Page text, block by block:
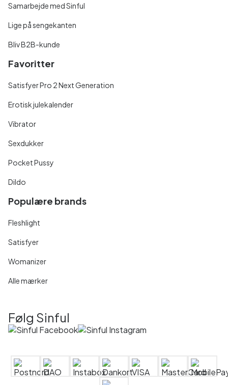
Samarbejde med Sinful
Lige på sengekanten
Bliv B2B-kunde
Favoritter
Satisfyer Pro 2 Next Generation
Erotisk julekalender
Vibrator
Sexdukker
Pocket Pussy
Dildo
Populære brands
Fleshlight
Satisfyer
Womanizer
Alle mærker
Følg Sinful